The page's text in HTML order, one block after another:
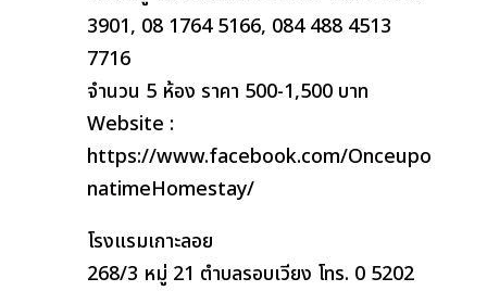
3901, 08 1764 5166, 084 488 4513
7716
จำนวน 5 ห้อง ราคา 500-1,500 บาท
Website :
https://www.facebook.com/Onceupo
natimeHomestay/
โรงแรมเกาะลอย
268/3 หมู่ 21 ตำบลรอบเวียง โทร. 0 5202